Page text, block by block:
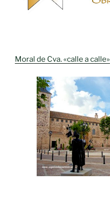
Moral de Cva. «calle a calle»